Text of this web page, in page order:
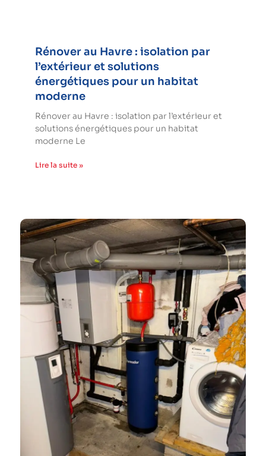
Rénover au Havre : isolation par
l’extérieur et solutions
énergétiques pour un habitat
moderne
Rénover au Havre : isolation par l’extérieur et
solutions énergétiques pour un habitat
moderne Le
Lire la suite »